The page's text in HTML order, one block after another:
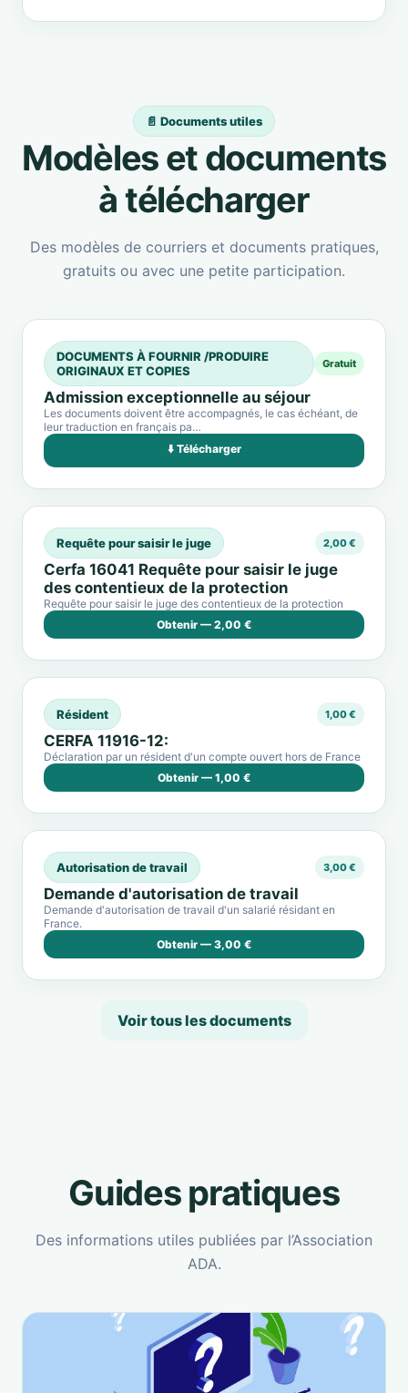
📄 Documents utiles
Modèles et documents
à télécharger
Des modèles de courriers et documents pratiques,
gratuits ou avec une petite participation.
DOCUMENTS À FOURNIR /PRODUIRE
ORIGINAUX ET COPIES
Gratuit
Admission exceptionnelle au séjour
Les documents doivent être accompagnés, le cas échéant, de
leur traduction en français pa…
⬇️ Télécharger
Requête pour saisir le juge 2,00 €
Cerfa 16041 Requête pour saisir le juge
des contentieux de la protection
Requête pour saisir le juge des contentieux de la protection
Obtenir — 2,00 €
Résident 1,00 €
CERFA 11916-12:
Déclaration par un résident d'un compte ouvert hors de France
Obtenir — 1,00 €
Autorisation de travail 3,00 €
Demande d'autorisation de travail
Demande d'autorisation de travail d'un salarié résidant en
France.
Obtenir — 3,00 €
Voir tous les documents
Guides pratiques
Des informations utiles publiées par l’Association
ADA.